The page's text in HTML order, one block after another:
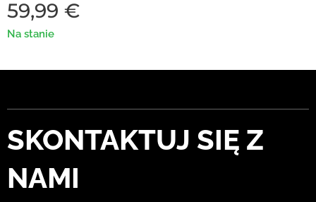
59,99 €
Na stanie
SKONTAKTUJ SIĘ Z
NAMI